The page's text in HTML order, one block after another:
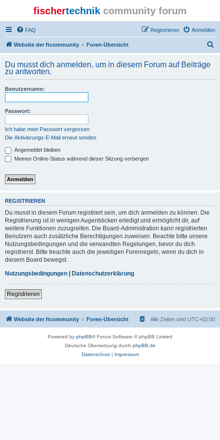
fischertechnik community forum
FAQ Anmelden
Registrieren
Website der ftcommunity Foren-Übersicht
h
Du musst dich anmelden, um in diesem Forum auf Beiträge
zu antworten.
Benutzername:
Passwort:
Ich habe mein Passwort vergessen
Die Aktivierungs-E-Mail erneut senden
Angemeldet bleiben
Meinen Online-Status während dieser Sitzung verbergen
REGISTRIEREN
Du musst in diesem Forum registriert sein, um dich anmelden zu können. Die
Registrierung ist in wenigen Augenblicken erledigt und ermöglicht dir, auf
weitere Funktionen zuzugreifen. Die Board-Administration kann registrierten
Benutzern auch zusätzliche Berechtigungen zuweisen. Beachte bitte unsere
Nutzungsbedingungen und die verwandten Regelungen, bevor du dich
registrierst. Bitte beachte auch die jeweiligen Forenregeln, wenn du dich in
diesem Board bewegst.
Nutzungsbedingungen | Datenschutzerklärung
Registrieren
Website der ftcommunity Foren-Übersicht Alle Zeiten sind UTC+02:00
Powered by phpBB® Forum Software © phpBB Limited
Deutsche Übersetzung durch phpBB.de
Datenschutz| Impressum